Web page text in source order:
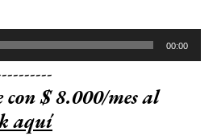
00:00
$ 8.000/mes al
aquí